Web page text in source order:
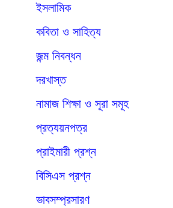
ইসলামিক
কবিতা ও সাহিত্য
জন্ম নিবন্ধন
দরখাস্ত
নামাজ শিক্ষা ও সূরা সমূহ
প্রত্যয়নপত্র
প্রাইমারী প্রশ্ন
বিসিএস প্রশ্ন
ভাবসম্প্রসারণ